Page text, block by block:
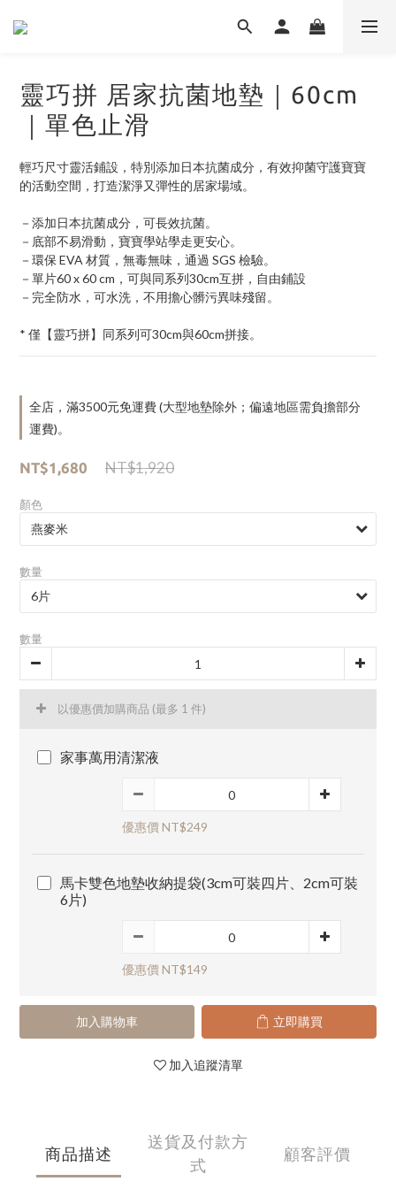
靈巧拼 居家抗菌地墊｜60cm
｜單色止滑
輕巧尺寸靈活鋪設，特別添加日本抗菌成分，有效抑菌守護寶寶
的活動空間，打造潔淨又彈性的居家場域。
－添加日本抗菌成分，可長效抗菌。
－底部不易滑動，寶寶學站學走更安心。
－環保 EVA 材質，無毒無味，通過 SGS 檢驗。
－單片60 x 60 cm，可與同系列30cm互拼，自由鋪設
－完全防水，可水洗，不用擔心髒污異味殘留。
* 僅【靈巧拼】同系列可30cm與60cm拼接。
全店，滿3500元免運費 (大型地墊除外；偏遠地區需負擔部分
運費)。
NT$1,920
NT$1,680
顏色
數量
數量
以優惠價加購商品 (最多 1 件)
家事萬用清潔液
優惠價 NT$249
馬卡雙色地墊收納提袋(3cm可裝四片、2cm可裝
6片)
優惠價 NT$149
加入購物車 立即購買
加入追蹤清單
商品描述
送貨及付款方
式
顧客評價